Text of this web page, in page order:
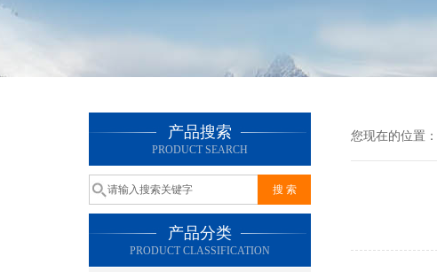
产品搜索
PRODUCT SEARCH
产品分类
PRODUCT CLASSIFICATION
您现在的位置：